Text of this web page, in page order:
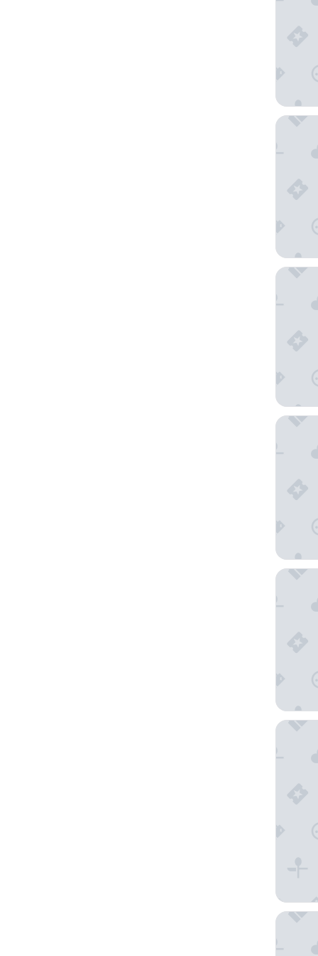
Hotel
Hotel
Best
Hotel
HOTEL
Hotel